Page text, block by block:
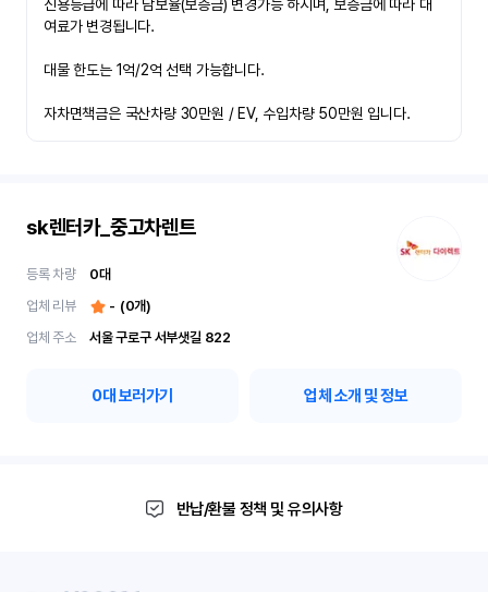
신용등급에 따라 담보율(보증금) 변경가능 하시며, 보증금에 따라 대
여료가 변경됩니다.
대물 한도는 1억/2억 선택 가능합니다.
자차면책금은 국산차량 30만원 / EV, 수입차량 50만원 입니다.
sk렌터카_중고차렌트
등록 차량 0대
업체 리뷰
- (0개)
업체 주소
서울 구로구 서부샛길 822
0대 보러가기 업체 소개 및 정보
반납/환불 정책 및 유의사항